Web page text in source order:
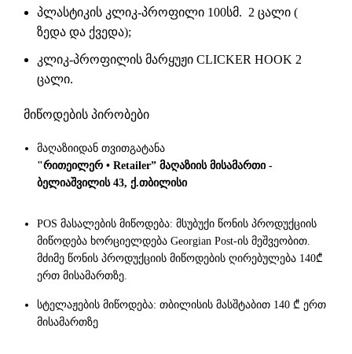
პლასტიკის კლიკ-პროფილი 100სმ. 2 ცალი (
ზედა და ქვედა);
კლიკ-პროფილის მარყუჟი CLICKER HOOK 2
ცალი.
მიწოდების პირობები
მაღაზიიდან თვითგატანა
"რითეილერ • Retailer” მაღაზიის მისამართი -
ბელიაშვილის 43, ქ.თბილისი
POS მასალების მიწოდება: მსუბუქი წონის პროდუქციის
მიწოდება ხორციელდება Georgian Post-ის მეშვეობით.
მძიმე წონის პროდუქციის მიწოდების ღირებულება 140₾
ერთ მისამართზე.
სტელაჟების მიწოდება: თბილისის მასშტაბით 140 ₾ ერთ
მისამართზე